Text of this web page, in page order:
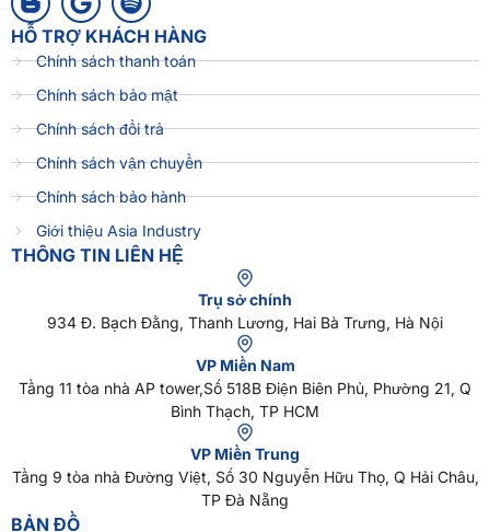
HỖ TRỢ KHÁCH HÀNG
Chính sách thanh toán
Chính sách bảo mật
Chính sách đổi trả
Chính sách vận chuyển
Chính sách bảo hành
Giới thiệu Asia Industry
THÔNG TIN LIÊN HỆ
Trụ sở chính
934 Đ. Bạch Đằng, Thanh Lương, Hai Bà Trưng, Hà Nội
VP Miền Nam
Tầng 11 tòa nhà AP tower,Số 518B Điện Biên Phủ, Phường 21, Q
Bình Thạch, TP HCM
VP Miền Trung
Tầng 9 tòa nhà Đường Việt, Số 30 Nguyễn Hữu Thọ, Q Hải Châu,
TP Đà Nẵng
BẢN ĐỒ